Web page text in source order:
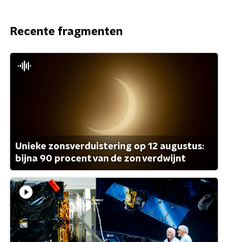
Recente fragmenten
Unieke zonsverduistering op 12 augustus:
bijna 90 procent van de zon verdwijnt